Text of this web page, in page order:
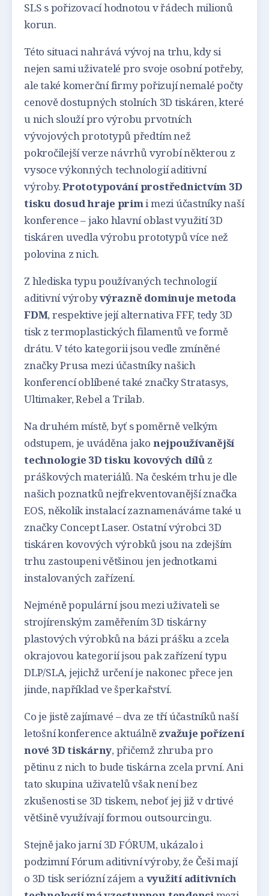
SLS s pořizovací hodnotou v řádech milionů
korun.
Této situaci nahrává vývoj na trhu, kdy si
nejen sami uživatelé pro svoje osobní potřeby,
ale také komerční firmy pořizují nemalé počty
cenově dostupných stolních 3D tiskáren, které
u nich slouží pro výrobu prvotních
vývojových prototypů předtím než
pokročilejší verze návrhů vyrobí některou z
vysoce výkonných technologií aditivní
výroby.Prototypování prostřednictvím 3D
tisku dosud hraje primi mezi účastníky naší
konference – jako hlavní oblast využití 3D
tiskáren uvedla výrobu prototypů více než
polovina z nich.
Z hlediska typu používaných technologií
aditivní výrobyvýrazně dominuje metoda
FDM, respektive její alternativa FFF, tedy 3D
tisk z termoplastických filamentů ve formě
drátu. V této kategorii jsou vedle zmíněné
značky Prusa mezi účastníky našich
konferencí oblíbené také značky Stratasys,
Ultimaker, Rebel a Trilab.
Na druhém místě, byť s poměrně velkým
odstupem, je uváděna jako nejpoužívanější
technologie 3D tisku kovových dílůz
práškových materiálů. Na českém trhu je dle
našich poznatků nejfrekventovanější značka
EOS, několik instalací zaznamenáváme také u
značky Concept Laser. Ostatní výrobci 3D
tiskáren kovových výrobků jsou na zdejším
trhu zastoupeni většinou jen jednotkami
instalovaných zařízení.
Nejméně populární jsou mezi uživateli se
strojírenským zaměřením 3D tiskárny
plastových výrobků na bázi prášku a zcela
okrajovou kategorií jsou pak zařízení typu
DLP/SLA, jejichž určení je nakonec přece jen
jinde, například ve šperkařství.
Co je jistě zajímavé – dva ze tří účastníků naší
letošní konference aktuálnězvažuje pořízení
nové 3D tiskárny, přičemž zhruba pro
pětinu z nich to bude tiskárna zcela první. Ani
tato skupina uživatelů však není bez
zkušenosti se 3D tiskem, neboť jej již v drtivé
většině využívají formou outsourcingu.
Stejně jako jarní 3D FÓRUM, ukázalo i
podzimní Fórum aditivní výroby, že Češi mají
o 3D tisk seriózní zájem a využití aditivních